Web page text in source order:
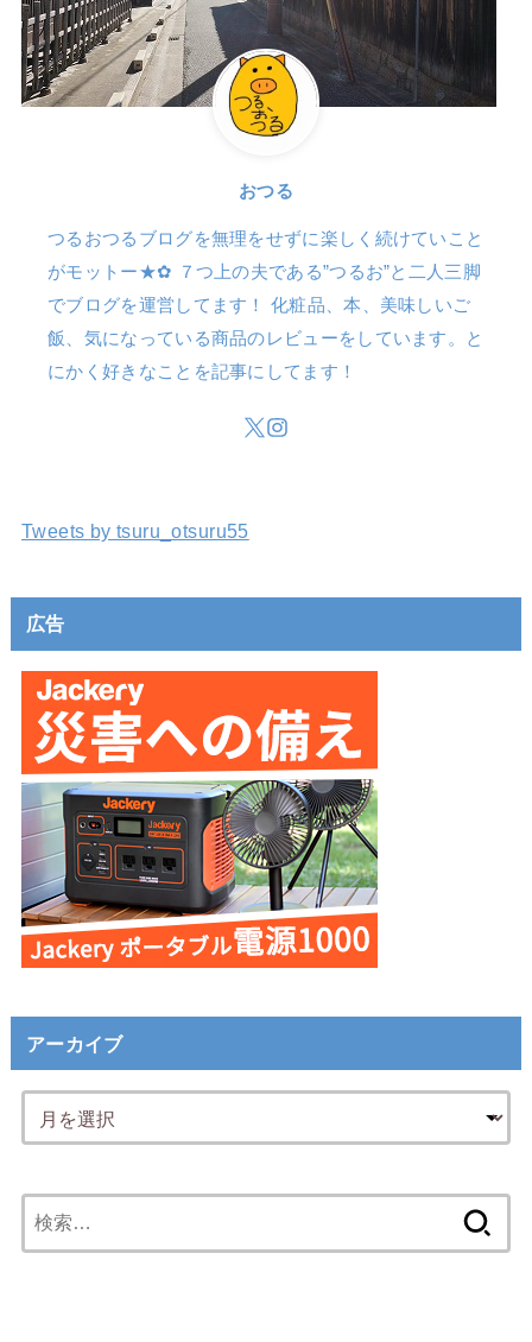
おつる
つるおつるブログを無理をせずに楽しく続けていこと
がモットー★✿ ７つ上の夫である”つるお”と二人三脚
でブログを運営してます！ 化粧品、本、美味しいご
飯、気になっている商品のレビューをしています。と
にかく好きなことを記事にしてます！
Tweets by tsuru_otsuru55
広告
アーカイブ
索: